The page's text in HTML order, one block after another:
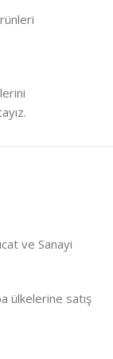
ve Sanayi
ülkelerine satış